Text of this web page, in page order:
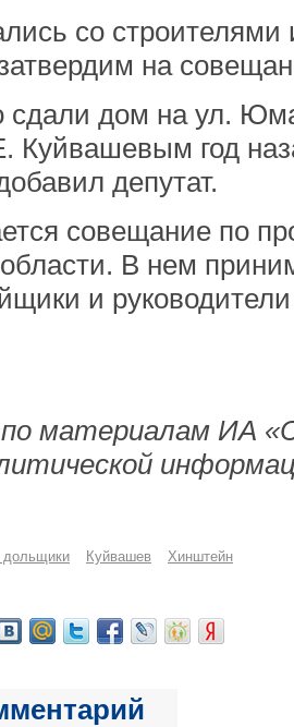
со
на
сдали дом на ул.
Куйвашевым год
депутат.
совещание по
В нем
и
материалам ИА
Куйвашев Хинштейн